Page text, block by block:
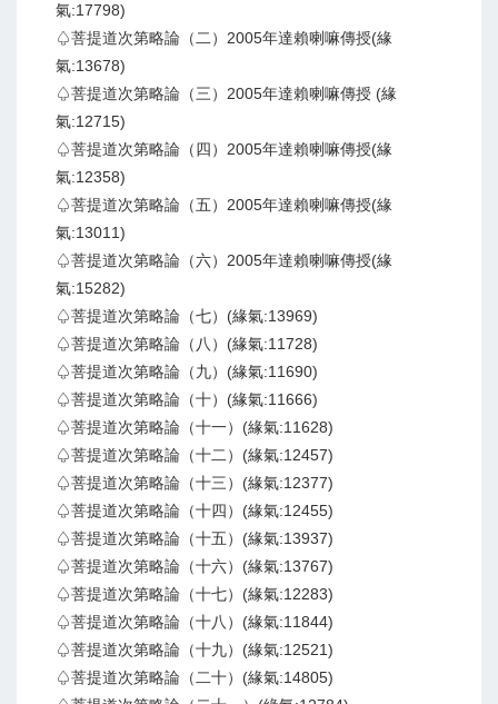
氣:17798)
♤菩提道次第略論（二）2005年達賴喇嘛傳授(緣
氣:13678)
♤菩提道次第略論（三）2005年達賴喇嘛傳授 (緣
氣:12715)
♤菩提道次第略論（四）2005年達賴喇嘛傳授(緣
氣:12358)
♤菩提道次第略論（五）2005年達賴喇嘛傳授(緣
氣:13011)
♤菩提道次第略論（六）2005年達賴喇嘛傳授(緣
氣:15282)
♤菩提道次第略論（七）(緣氣:13969)
♤菩提道次第略論（八）(緣氣:11728)
♤菩提道次第略論（九）(緣氣:11690)
♤菩提道次第略論（十）(緣氣:11666)
♤菩提道次第略論（十一）(緣氣:11628)
♤菩提道次第略論（十二）(緣氣:12457)
♤菩提道次第略論（十三）(緣氣:12377)
♤菩提道次第略論（十四）(緣氣:12455)
♤菩提道次第略論（十五）(緣氣:13937)
♤菩提道次第略論（十六）(緣氣:13767)
♤菩提道次第略論（十七）(緣氣:12283)
♤菩提道次第略論（十八）(緣氣:11844)
♤菩提道次第略論（十九）(緣氣:12521)
♤菩提道次第略論（二十）(緣氣:14805)